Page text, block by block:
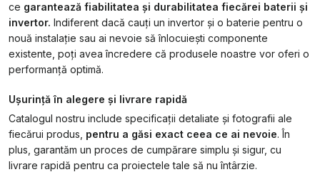
ce garantează fiabilitatea și durabilitatea fiecărei baterii și
invertor. Indiferent dacă cauți un invertor și o baterie pentru o
nouă instalație sau ai nevoie să înlocuiești componente
existente, poți avea încredere că produsele noastre vor oferi o
performanță optimă.
Ușurință în alegere și livrare rapidă
Catalogul nostru include specificații detaliate și fotografii ale
fiecărui produs, pentru a găsi exact ceea ce ai nevoie. În
plus, garantăm un proces de cumpărare simplu și sigur, cu
livrare rapidă pentru ca proiectele tale să nu întârzie.